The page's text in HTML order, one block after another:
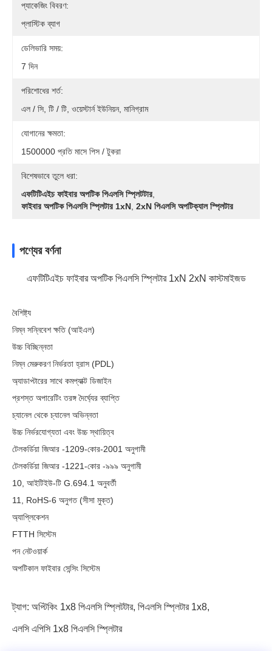
প্যাকেজিং বিবরণ:
প্লাস্টিক ব্যাগ
ডেলিভারি সময়:
7 দিন
পরিশোধের শর্ত:
এল / সি, টি / টি, ওয়েস্টার্ন ইউনিয়ন, মানিগ্রাম
যোগানের ক্ষমতা:
1500000 প্রতি মাসে পিস / টুকরা
বিশেষভাবে তুলে ধরা:
এফটিটিএইচ ফাইবার অপটিক পিএলসি স্প্লিটটার
ফাইবার অপটিক পিএলসি স্প্লিটার 1xN 2xN পিএলসি অপটিক্যাল স্প্লিটার
পণ্যের বর্ণনা
এফটিটিএইচ ফাইবার অপটিক পিএলসি স্প্লিটার 1xN 2xN কাস্টমাইজড
বৈশিষ্ট্য
নিম্ন সন্নিবেশ ক্ষতি (আইএল)
উচ্চ বিচ্ছিন্নতা
নিম্ন মেরুকরণ নির্ভরতা হ্রাস (PDL)
অ্যাডাপ্টারের সাথে কমপ্যাক্ট ডিজাইন
প্রশস্ত অপারেটিং তরঙ্গ দৈর্ঘ্যের ব্যাপ্তি
চ্যানেল থেকে চ্যানেল অভিন্নতা
উচ্চ নির্ভরযোগ্যতা এবং উচ্চ স্থায়িত্ব
টেলকর্ডিয়া জিআর -1209-কোর-2001 অনুগামী
টেলকর্ডিয়া জিআর -1221-কোর -৯৯৯ অনুগামী
10, আইটিইউ-টি G.694.1 অনুবর্তী
11, RoHS-6 অনুগত (সীসা মুক্ত)
অ্যাপ্লিকেশন
FTTH সিস্টেম
পন নেটওয়ার্ক
অপটিকাল ফাইবার সেন্সিং সিস্টেম
ট্যাগ: অপ্টিকিং 1x8 পিএলসি স্প্লিটটার, পিএলসি স্প্লিটার 1x8,
এলসি এপিসি 1x8 পিএলসি স্প্লিটার